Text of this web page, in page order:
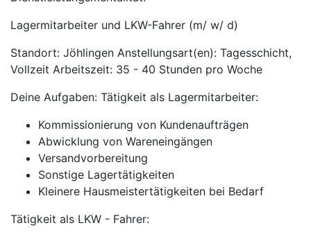
Lagermitarbeiter und LKW-Fahrer (m/ w/ d)
Standort: Jöhlingen Anstellungsart(en): Tagesschicht,
Vollzeit Arbeitszeit: 35 - 40 Stunden pro Woche
Deine Aufgaben: Tätigkeit als Lagermitarbeiter:
Kommissionierung von Kundenaufträgen
Abwicklung von Wareneingängen
Versandvorbereitung
Sonstige Lagertätigkeiten
Kleinere Hausmeistertätigkeiten bei Bedarf
Tätigkeit als LKW - Fahrer: